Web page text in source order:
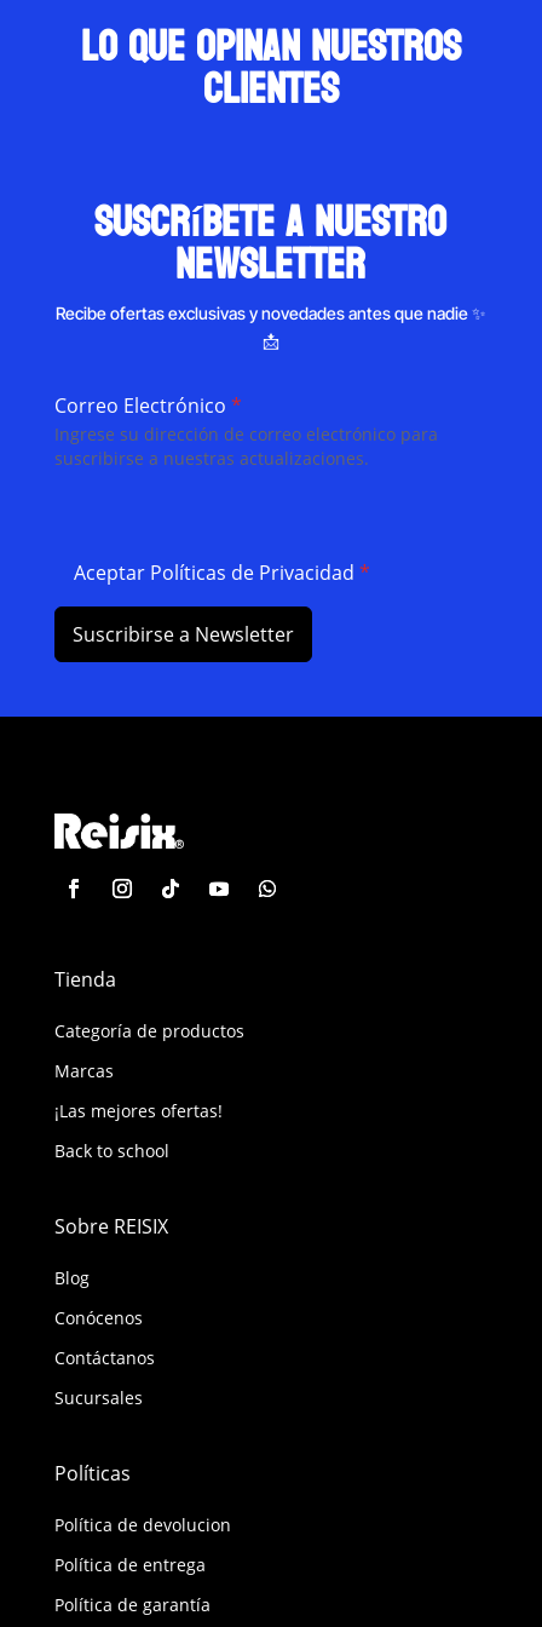
Lo que opinan nuestros
clientes
suscríbete a nuestro
newsletter
Recibe ofertas exclusivas y novedades antes que nadie ✨
📩
Correo Electrónico *
Ingrese su dirección de correo electrónico para
suscribirse a nuestras actualizaciones.
Aceptar Políticas de Privacidad *
Suscribirse a Newsletter
Tienda
Categoría de productos
Marcas
¡Las mejores ofertas!
Back to school
Sobre REISIX
Blog
Conócenos
Contáctanos
Sucursales
Políticas
Política de devolucion
Política de entrega
Política de garantía